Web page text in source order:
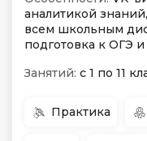
аналитикой
всем школьным
подготовка к ОГЭ
Занятий: с 1 по 11
Практика